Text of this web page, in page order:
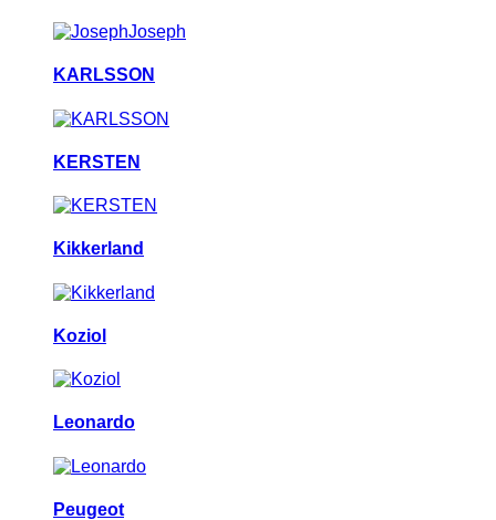
KARLSSON
KERSTEN
Kikkerland
Koziol
Leonardo
Peugeot